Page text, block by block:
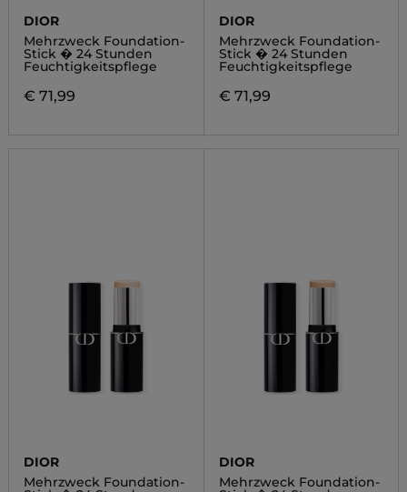
DIOR
Mehrzweck Foundation-
Stick � 24 Stunden
Feuchtigkeitspflege
€ 71,99
DIOR
Mehrzweck Foundation-
Stick � 24 Stunden
Feuchtigkeitspflege
€ 71,99
DIOR
Mehrzweck Foundation-
DIOR
Mehrzweck Foundation-